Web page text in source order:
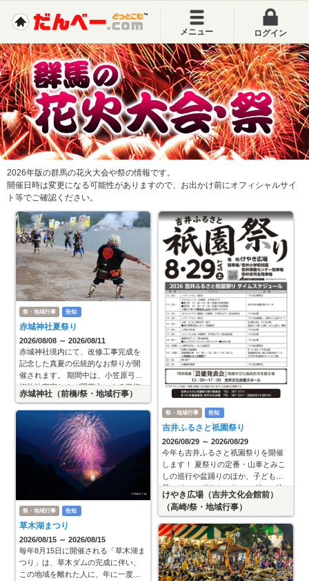
メニュー ログイン
2026年版の群馬の花火大会や祭の情報です。
開催日時は変更になる可能性がありますので、お出かけ前にオフィシャルサイ
ト等でご確認ください。
祭・地域行事 告知
赤城神社夏祭り
2026/08/08 ～ 2026/08/11
赤城神社境内にて、改修工事完成を
記念した真夏の伝統的なお祭りが開
催されます。 期間中は、小笠原弓馬
術礼法宗家および門下方による弓術
「百々手式」や迫力のある「流鏑
馬」の奉納をはじめ、湖の神様に感
赤城神社（前橋/祭・地域行事）
祭・地域行事 告知
吉井ふるさと祇園祭り
2026/08/29 ～ 2026/08/29
今年も吉井ふるさと祇園祭りを開催
します！ 夏祭りの定番・山車とみこ
しの巡行や盆踊りのほか、子ども縁
日、ジャンボリミッキーのダンス体
験や抽選会など、楽しいイベントを
けやき広場（吉井文化会館前）
（高崎/祭・地域行事）
祭・地域行事 告知
草木湖まつり
2026/08/15 ～ 2026/08/15
毎年8月15日に開催される「草木湖ま
つり」は、草木ダムの完成に伴い、
この地域を離れた人に、年に一度は
祭・地域行事 告知
富岡花火大会
2026/08/16 ～ 2026/08/16
市民や観光客の皆さまから大島の火
まつりに対する関心を引き出し、明
日への希望と元気を届け街の活気を
取り戻すため、花火大会を開催しま
す。 また、現地でご覧になれない方
には、ご自宅でご覧いただけるyout
群馬県富岡合同庁舎駐車場 （見学
場所）（西毛周辺/祭・地域行事
祭・地域行事 告知
第70回 前橋花火大会
2026/08/08 ～ 2026/08/08
夜空に大きく夢を描く夏の風物詩と
して長く愛されてきた前橋花火大会
は、前橋大空襲で焼け野原となった3
年後に市民が復興の願いを込めて開
いたのが始まりとされています。 前
橋市の利根川大渡橋河川敷にて行わ
打上場所：利根川河畔（利根川南
北河川緑地）（前橋/祭・地域行事